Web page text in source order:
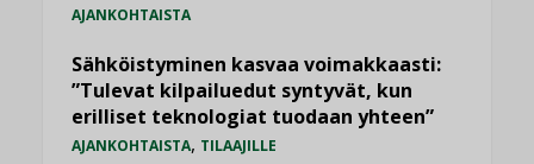
AJANKOHTAISTA
Sähköistyminen kasvaa voimakkaasti:
”Tulevat kilpailuedut syntyvät, kun
erilliset teknologiat tuodaan yhteen”
AJANKOHTAISTA, TILAAJILLE